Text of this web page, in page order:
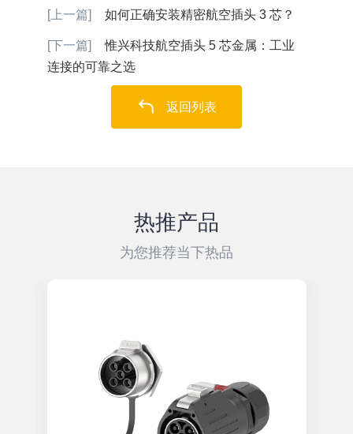
[上一篇] 如何正确安装精密航空插头 3 芯？
[下一篇]
惟兴科技航空插头 5 芯金属：工业
连接的可靠之选
返回列表
热推产品
为您推荐当下热品